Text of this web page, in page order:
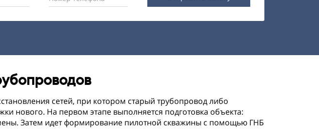
сетей, при котором старый трубопровод либо
нового. На первом этапе выполняется подготовка объекта:
Затем идет формирование пилотной скважины с помощью ГНБ